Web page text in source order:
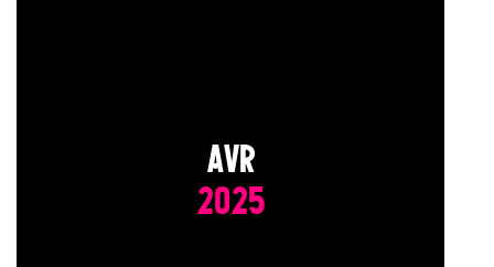
AVR
2025